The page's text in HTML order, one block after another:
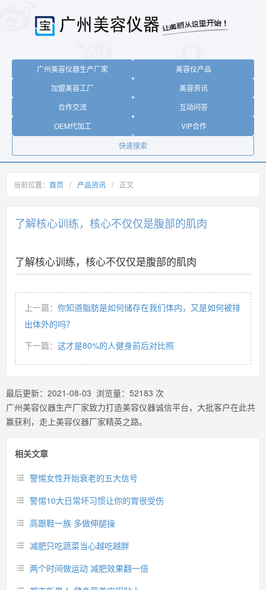
广州美容仪器生产厂家
美容仪产品
加盟美容工厂
美容资讯
合作交流
互动问答
OEM代加工
VIP合作
快速搜索
当前位置： 首页 / 产品资讯 / 正文
了解核心训练，核心不仅仅是腹部的肌肉
了解核心训练，核心不仅仅是腹部的肌肉
上一篇： 你知道脂肪是如何储存在我们体内，又是如何被排
出体外的吗？
下一篇： 这才是80%的人健身前后对比照
最后更新： 2021-08-03 浏览量： 52183 次
广州美容仪器生产厂家致力打造美容仪器诚信平台，大批客户在此共
赢获利，走上美容仪器厂家精英之路。
相关文章
警惕女性开始衰老的五大信号
警惕10大日常坏习惯让你的胃很受伤
高跟鞋一族 多做伸腿操
减肥只吃蔬菜当心越吃越胖
两个时间做运动 减肥效果翻一倍